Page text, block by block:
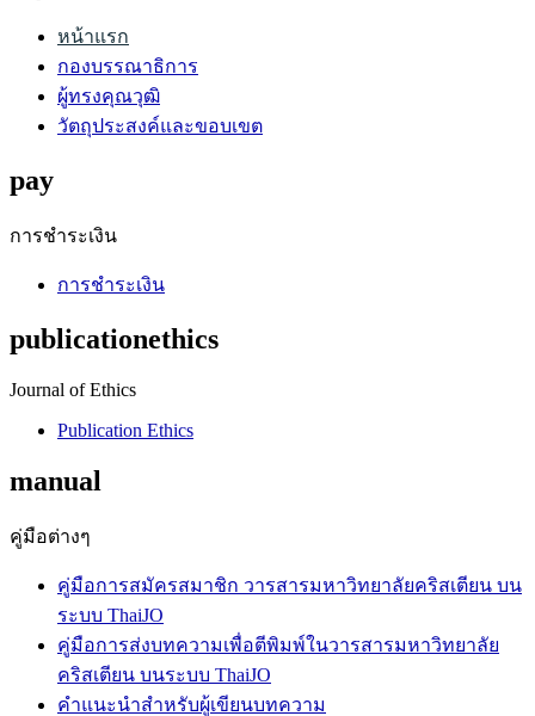
หน้าแรก
กองบรรณาธิการ
ผู้ทรงคุณวุฒิ
วัตถุประสงค์และขอบเขต
pay
การชำระเงิน
การชำระเงิน
publicationethics
Journal of Ethics
Publication Ethics
manual
คู่มือต่างๆ
คู่มือการสมัครสมาชิก วารสารมหาวิทยาลัยคริสเตียน บน
ระบบ ThaiJO
คู่มือการส่งบทความเพื่อตีพิมพ์ในวารสารมหาวิทยาลัย
คริสเตียน บนระบบ ThaiJO
คำแนะนำสำหรับผู้เขียนบทความ